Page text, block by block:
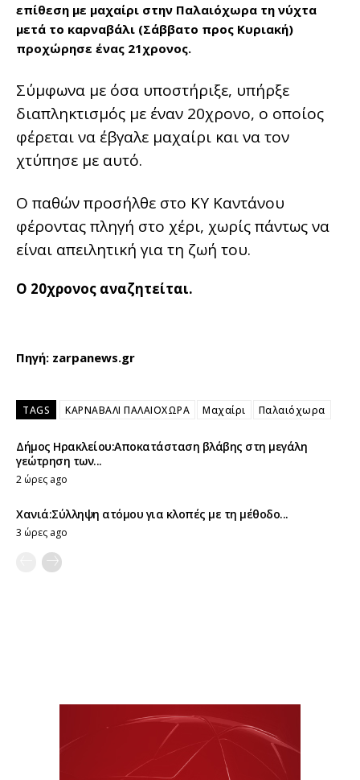
επίθεση με μαχαίρι στην Παλαιόχωρα τη νύχτα
μετά το καρναβάλι (Σάββατο προς Κυριακή)
προχώρησε ένας 21χρονος.
Σύμφωνα με όσα υποστήριξε, υπήρξε
διαπληκτισμός με έναν 20χρονο, ο οποίος
φέρεται να έβγαλε μαχαίρι και να τον
χτύπησε με αυτό.
Ο παθών προσήλθε στο ΚΥ Καντάνου
φέροντας πληγή στο χέρι, χωρίς πάντως να
είναι απειλητική για τη ζωή του.
Ο 20χρονος αναζητείται.
Πηγή: zarpanews.gr
TAGS ΚΑΡΝΑΒΑΛΙ ΠΑΛΑΙΟΧΩΡΑ Μαχαίρι Παλαιόχωρα
Δήμος Ηρακλείου:Αποκατάσταση βλάβης στη μεγάλη
γεώτρηση των...
2 ώρες ago
Χανιά:Σύλληψη ατόμου για κλοπές με τη μέθοδο...
3 ώρες ago